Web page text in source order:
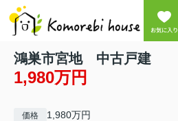
お気に入り
鴻巣市宮地 中古戸建
1,980万円
価格 1,980万円